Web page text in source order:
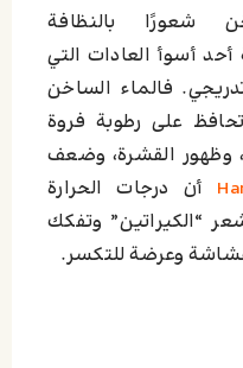
شعورًا بالنظافة
أسوأ العادات التي
فالماء الساخن
على رطوبة فروة
وظهور القشرة، وضعف
أن درجات الحرارة
“الكيراتين” وتفكك
وعرضة للتكسر.